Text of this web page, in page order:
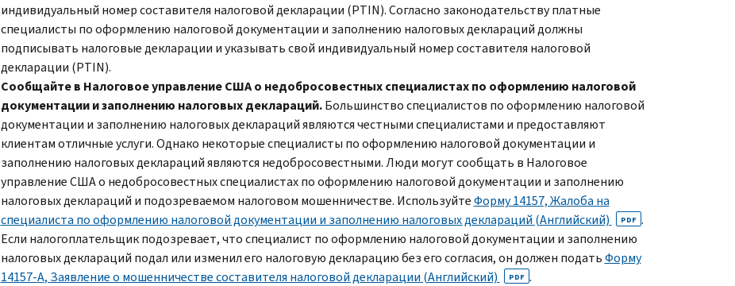
индивидуальный номер составителя налоговой декларации (PTIN). Согласно законодательству платные
специалисты по оформлению налоговой документации и заполнению налоговых деклараций должны
подписывать налоговые декларации и указывать свой индивидуальный номер составителя налоговой
декларации (PTIN).
Сообщайте в Налоговое управление США о недобросовестных специалистах по оформлению налоговой
документации и заполнению налоговых деклараций.Большинство специалистов по оформлению налоговой
документации и заполнению налоговых деклараций являются честными специалистами и предоставляют
клиентам отличные услуги. Однако некоторые специалисты по оформлению налоговой документации и
заполнению налоговых деклараций являются недобросовестными. Люди могут сообщать в Налоговое
управление США о недобросовестных специалистах по оформлению налоговой документации и заполнению
налоговых деклараций и подозреваемом налоговом мошенничестве. ИспользуйтеФорму 14157, Жалоба на
специалиста по оформлению налоговой документации и заполнению налоговых деклараций (Английский)
PDF .
Если налогоплательщик подозревает, что специалист по оформлению налоговой документации и заполнению
налоговых деклараций подал или изменил его налоговую декларацию без его согласия, он должен податьФорму
14157-A, Заявление о мошенничестве составителя налоговой декларации (Английский) PDF .